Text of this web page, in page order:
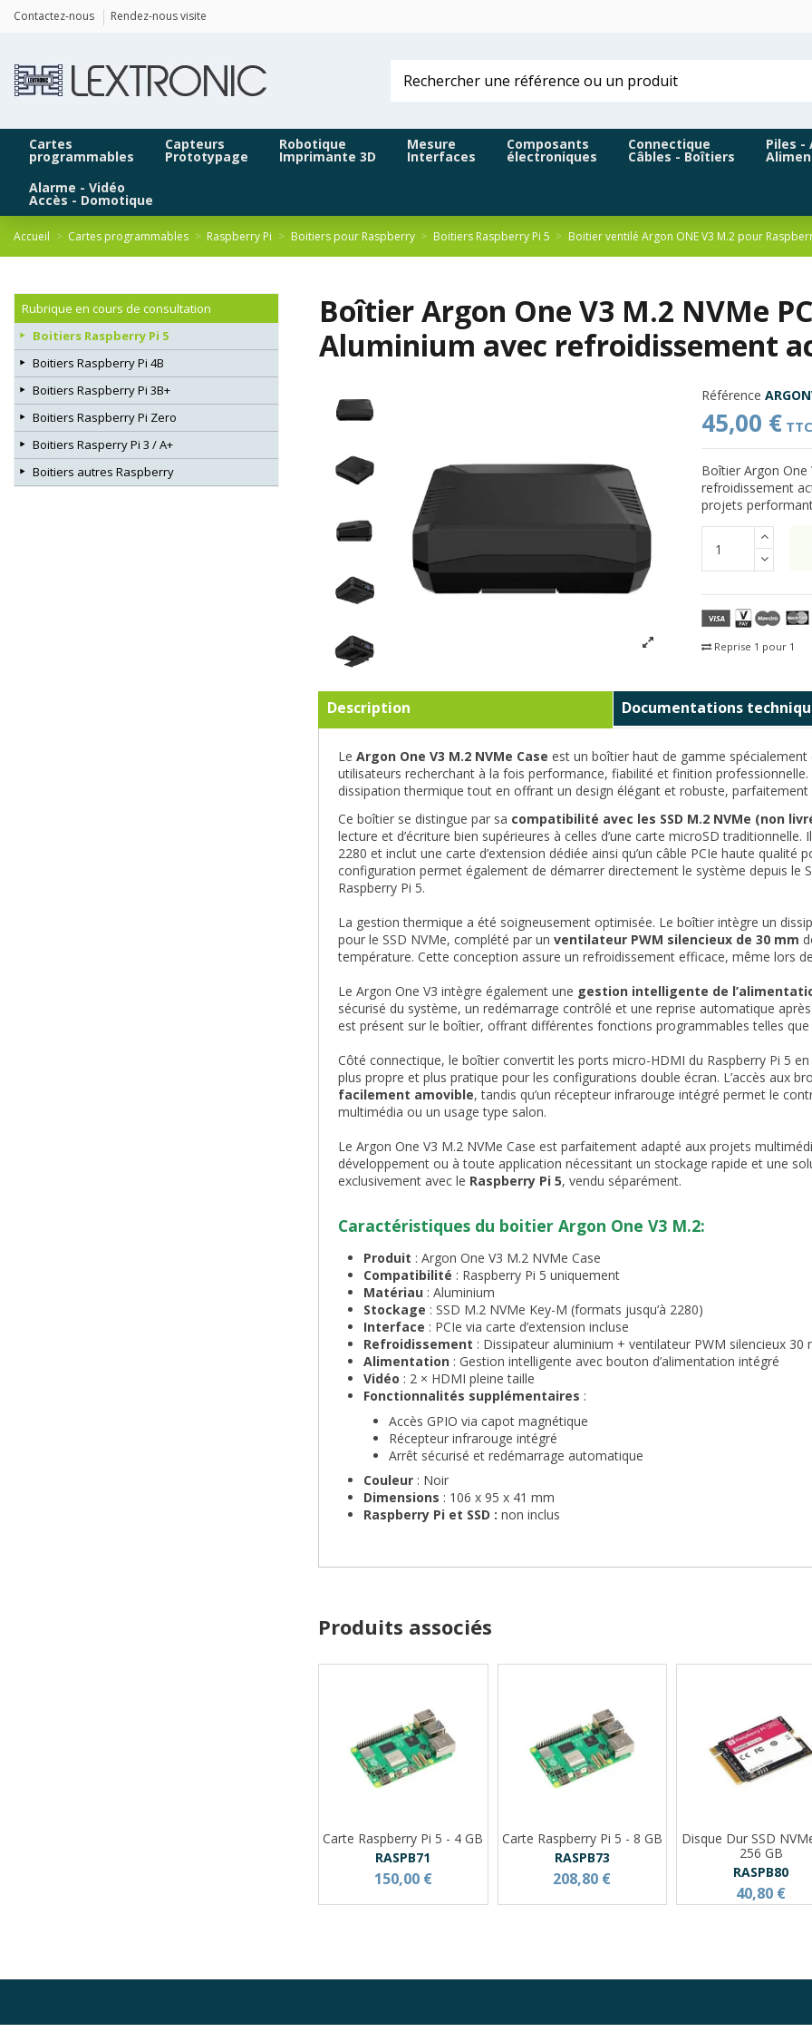
Contactez-nous Rendez-nous visite
Cartes
programmables
Capteurs
Prototypage
Robotique
Imprimante 3D
Mesure
Interfaces
Composants
électroniques
Connectique
Câbles - Boîtiers
Piles -
Alarme - Vidéo
Accès - Domotique
Accueil Cartes programmables Raspberry Pi Boitiers pour Raspberry Boitiers Raspberry Pi 5 Boitier ventilé Argon ONE V3 M.2 pour
Boîtier Argon One V3 M.2 NVMe
Aluminium avec refroidissement
Référence
45,00 € TTC
Boîtier Argon One
refroidissement
projets
Reprise 1 pour 1
Description Documentations
Le Argon One V3 M.2 NVMe Case est un boîtier haut de gamme
utilisateurs recherchant à la fois performance, fiabilité et finition
dissipation thermique tout en offrant un design élégant et robuste,
Ce boîtier se distingue par sa compatibilité avec les SSD M.2 NVMe (non
lecture et d’écriture bien supérieures à celles d’une carte microSD
2280 et inclut une carte d’extension dédiée ainsi qu’un câble PCIe haute
configuration permet également de démarrer directement le système depuis le
Raspberry Pi 5.
La gestion thermique a été soigneusement optimisée. Le boîtier intègre un
pour le SSD NVMe, complété par un ventilateur PWM silencieux de 30 mm
température. Cette conception assure un refroidissement efficace, même lors
Le Argon One V3 intègre également une gestion intelligente de
sécurisé du système, un redémarrage contrôlé et une reprise automatique
est présent sur le boîtier, offrant différentes fonctions programmables telles
Côté connectique, le boîtier convertit les ports micro-HDMI du Raspberry Pi 5 en
plus propre et plus pratique pour les configurations double écran. L’accès aux
facilement amovible, tandis qu’un récepteur infrarouge intégré permet le
multimédia ou un usage type salon.
Le Argon One V3 M.2 NVMe Case est parfaitement adapté aux projets
développement ou à toute application nécessitant un stockage rapide et une
exclusivement avec le Raspberry Pi 5, vendu séparément.
Caractéristiques du boitier Argon One V3 M.2:
Produit : Argon One V3 M.2 NVMe Case
Compatibilité : Raspberry Pi 5 uniquement
Matériau : Aluminium
Stockage : SSD M.2 NVMe Key-M (formats jusqu’à 2280)
Interface : PCIe via carte d’extension incluse
Refroidissement : Dissipateur aluminium + ventilateur PWM silencieux 30
Alimentation : Gestion intelligente avec bouton d’alimentation intégré
Vidéo : 2 × HDMI pleine taille
Fonctionnalités supplémentaires :
Accès GPIO via capot magnétique
Récepteur infrarouge intégré
Arrêt sécurisé et redémarrage automatique
Couleur : Noir
Dimensions : 106 x 95 x 41 mm
Raspberry Pi et SSD : non inclus
Produits associés
Carte Raspberry Pi 5 - 4 GB
RASPB71
150,00 €
Carte Raspberry Pi 5 - 8 GB
RASPB73
208,80 €
Disque Dur SSD
256 GB
RASPB80
40,80 €
Rubrique en cours de consultation
Boitiers Raspberry Pi 5
Boitiers Raspberry Pi 4B
Boitiers Raspberry Pi 3B+
Boitiers Raspberry Pi Zero
Boitiers Rasperry Pi 3 / A+
Boitiers autres Raspberry
Panneau de gestion des cookies